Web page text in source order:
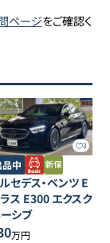
ページをご確認く
3
品中
セデス・ベンツ E
ス E300 エクスク
シブ
万円